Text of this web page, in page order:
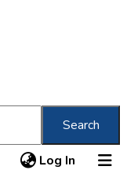
Search
Log In (current)